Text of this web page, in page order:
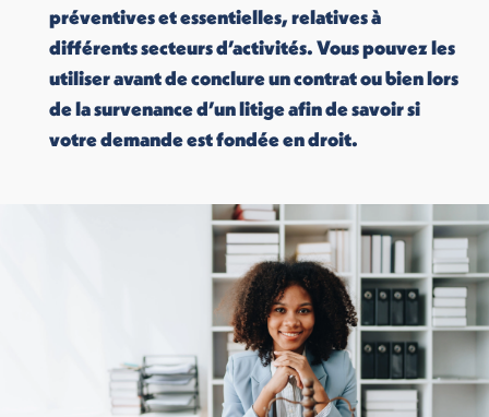
préventives et essentielles, relatives à
différents secteurs d’activités. Vous pouvez les
utiliser avant de conclure un contrat ou bien lors
de la survenance d’un litige afin de savoir si
votre demande est fondée en droit.